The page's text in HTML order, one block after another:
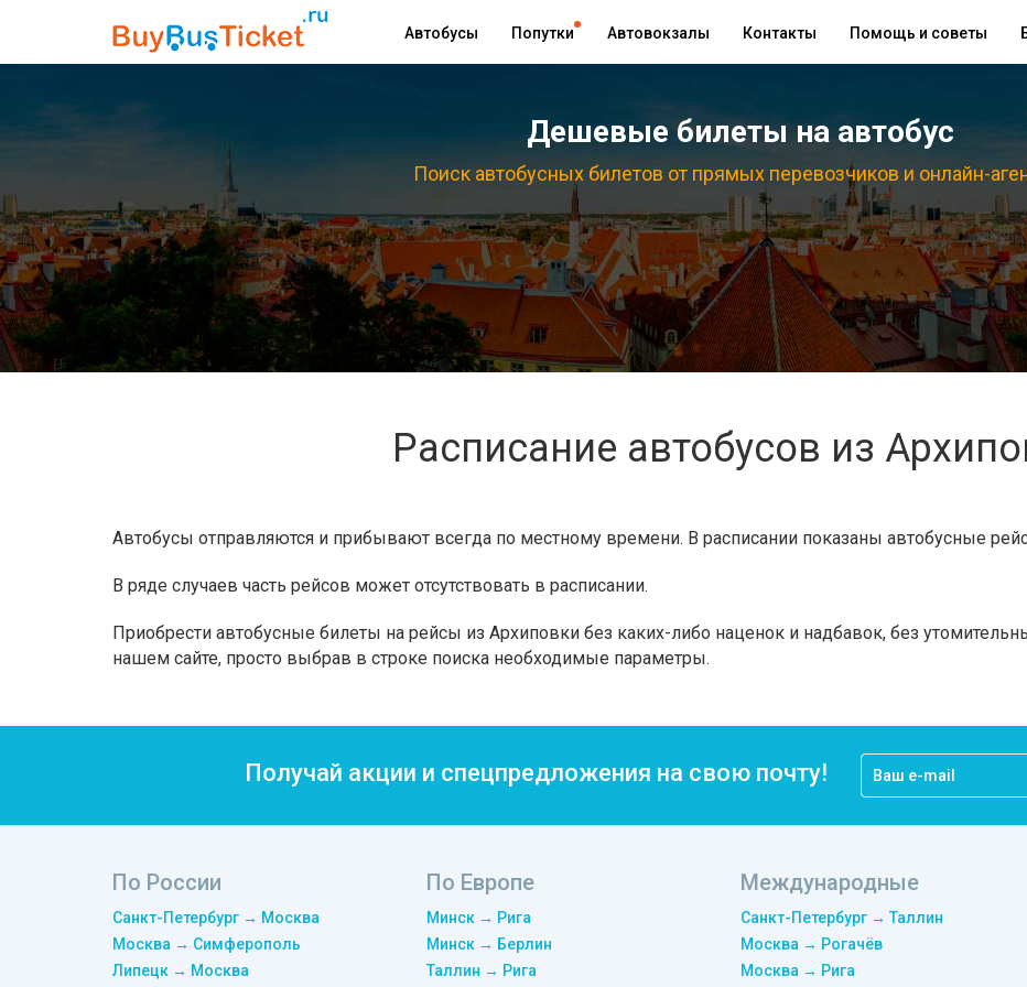
Автобусы Попутки Автовокзалы Контакты Помощь и советы
Дешевые билеты на автобус
Поиск автобусных билетов от прямых перевозчиков и онлайн-
Расписание автобусов из
Автобусы отправляются и прибывают всегда по местному времени. В расписании показаны автобусные
В ряде случаев часть рейсов может отсутствовать в расписании.
Приобрести автобусные билеты на рейсы из Архиповки без каких-либо наценок и надбавок, без
нашем сайте, просто выбрав в строке поиска необходимые параметры.
Получай акции и спецпредложения на свою почту!
По России
Санкт-Петербург → Москва
Москва → Симферополь
Липецк → Москва
По Европе
Минск → Рига
Минск → Берлин
Таллин → Рига
Международные
Санкт-Петербург → Таллин
Москва → Рогачёв
Москва → Рига